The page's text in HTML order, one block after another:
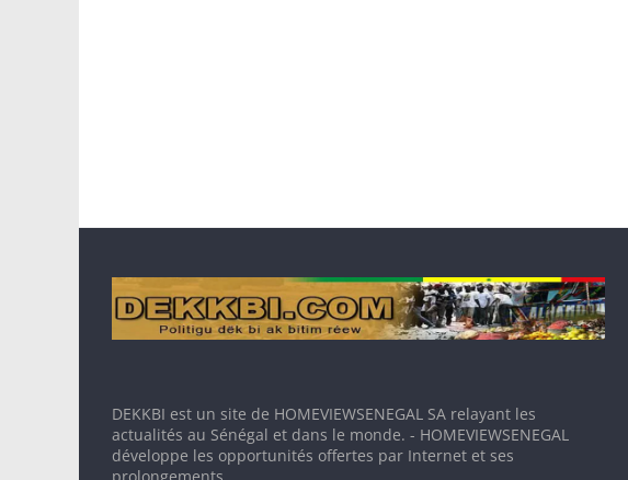
DEKKBI est un site de HOMEVIEWSENEGAL SA relayant les
actualités au Sénégal et dans le monde. - HOMEVIEWSENEGAL
développe les opportunités offertes par Internet et ses